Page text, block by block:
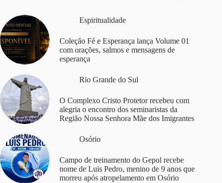
Espiritualidade
Coleção Fé e Esperança lança Volume 01
com orações, salmos e mensagens de
esperança
Rio Grande do Sul
O Complexo Cristo Protetor recebeu com
alegria o encontro dos seminaristas da
Região Nossa Senhora Mãe dos Imigrantes
Osório
Campo de treinamento do Gepol recebe
nome de Luis Pedro, menino de 9 anos que
morreu após atropelamento em Osório